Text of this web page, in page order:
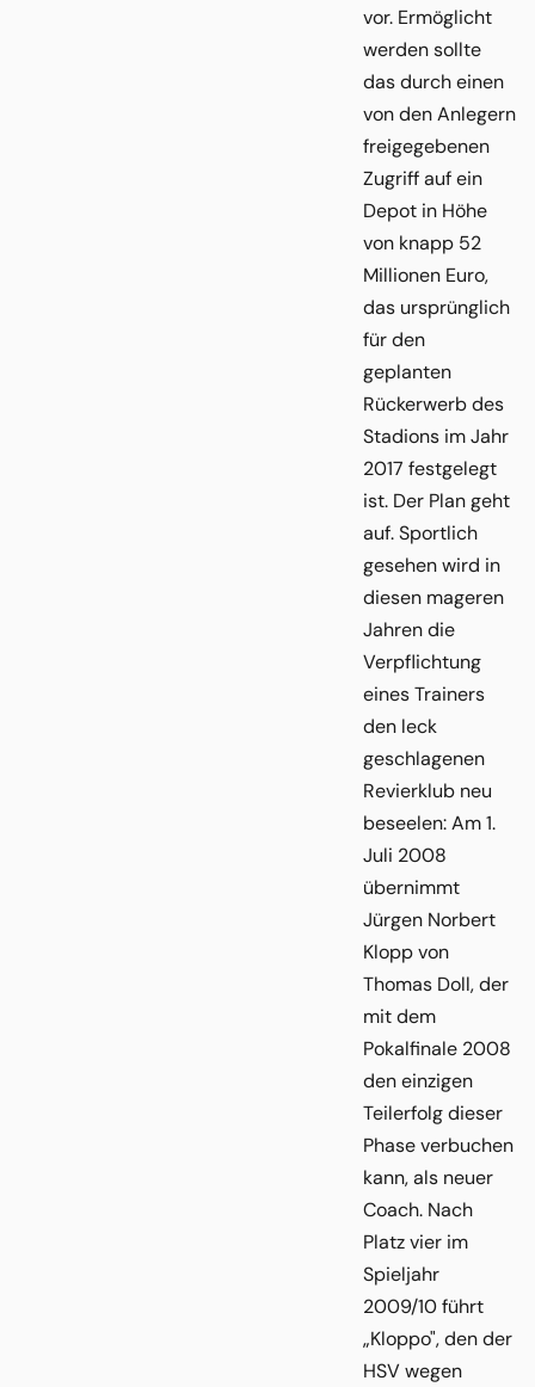
vor. Ermöglicht
werden sollte
das durch einen
von den Anlegern
freigegebenen
Zugriff auf ein
Depot in Höhe
von knapp 52
Millionen Euro,
das ursprünglich
für den
geplanten
Rückerwerb des
Stadions im Jahr
2017 festgelegt
ist. Der Plan geht
auf. Sportlich
gesehen wird in
diesen mageren
Jahren die
Verpflichtung
eines Trainers
den leck
geschlagenen
Revierklub neu
beseelen: Am 1.
Juli 2008
übernimmt
Jürgen Norbert
Klopp von
Thomas Doll, der
mit dem
Pokalfinale 2008
den einzigen
Teilerfolg dieser
Phase verbuchen
kann, als neuer
Coach. Nach
Platz vier im
Spieljahr
2009/10 führt
„Kloppo", den der
HSV wegen